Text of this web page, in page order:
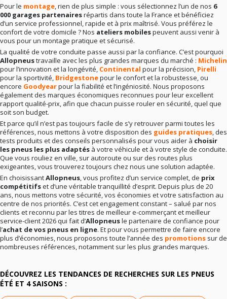
Pour le montage, rien de plus simple : vous sélectionnez l’un de nos 6
000 garages partenairesrépartis dans toute la France et bénéficiez
d’un service professionnel, rapide et à prix maîtrisé. Vous préférez le
confort de votre domicile ? Nos ateliers mobilespeuvent aussi venir à
vous pour un montage pratique et sécurisé.
La qualité de votre conduite passe aussi par la confiance. C’est pourquoi
Allopneustravaille avec les plus grandes marques du marché : Michelin
pour l’innovation et la longévité, Continental pour la précision, Pirelli
pour la sportivité, Bridgestonepour le confort et la robustesse, ou
encore Goodyearpour la fiabilité et l’ingéniosité. Nous proposons
également des marques économiques reconnues pour leur excellent
rapport qualité-prix, afin que chacun puisse rouler en sécurité, quel que
soit son budget.
Et parce qu’il n’est pas toujours facile de s’y retrouver parmi toutes les
références, nous mettons à votre disposition des guides pratiques, des
tests produits et des conseils personnalisés pour vous aider à choisir
les pneus les plus adaptés à votre véhicule et à votre style de conduite.
Que vous rouliez en ville, sur autoroute ou sur des routes plus
exigeantes, vous trouverez toujours chez nous une solution adaptée.
En choisissantAllopneus, vous profitez d’un service complet, de prix
compétitifset d’une véritable tranquillité d’esprit. Depuis plus de 20
ans, nous mettons votre sécurité, vos économies et votre satisfaction au
centre de nos priorités. C’est cet engagement constant – salué par nos
clients et reconnu par les titres de meilleur e-commerçant et meilleur
service-client 2026 qui fait d’Allopneusle partenaire de confiance pour
l’achat de vos pneus en ligne. Et pour vous permettre de faire encore
plus d’économies, nous proposons toute l’année des promotions sur de
nombreuses références, notamment sur les plus grandes marques.
DÉCOUVREZ LES TENDANCES DE RECHERCHES SUR LES PNEUS
ÉTÉ ET 4 SAISONS :